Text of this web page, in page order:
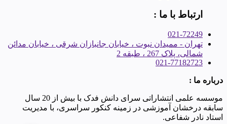
ارتباط با ما :
021-72249
تهران - ممیدان نبوت ، خیابان جانبازان شرقی ، خیابان مدائن
شمالی، پلاک 267 ، طبقه 2
021-77182723
درباره ما :
موسسه علمی انتشاراتی سرای دانش فدک با بیش از 20 سال
سابقه درخشان آموزشی در زمینه کنکور سراسری، با مدیریت
استاد نادر شفاعی.